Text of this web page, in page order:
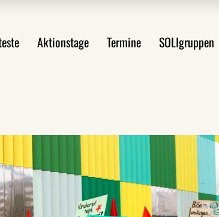
Aktionstage
Aktionsideen
Aktionsleitfaden
Termine SOLIgruppen
anmeldenFAQ Demoanmeldung